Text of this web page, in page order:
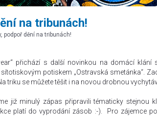
na tribunách!
podpoř dění na tribunách!
přichází s další novinkou na domácí klání
potiskem „Ostravská smetánka“.
triku se můžete těšit i na novou drobnou
již minulý zápas připravili tématicky stejnou
platí do vyprodání zásob :-). Pro zájemce